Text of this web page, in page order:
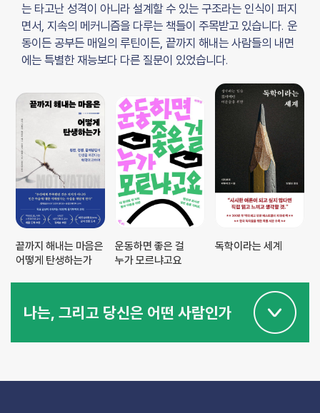
는 타고난 성격이 아니라 설계할 수 있는 구조라는 인식이 퍼지
면서, 지속의 메커니즘을 다루는 책들이 주목받고 있습니다. 운
동이든 공부든 매일의 루틴이든, 끝까지 해내는 사람들의 내면
에는 특별한 재능보다 다른 질문이 있었습니다.
끝까지 해내는 마음은
어떻게 탄생하는가
운동하면 좋은 걸
누가 모르냐고요
독학이라는 세계
나는, 그리고 당신은 어떤 사람인가